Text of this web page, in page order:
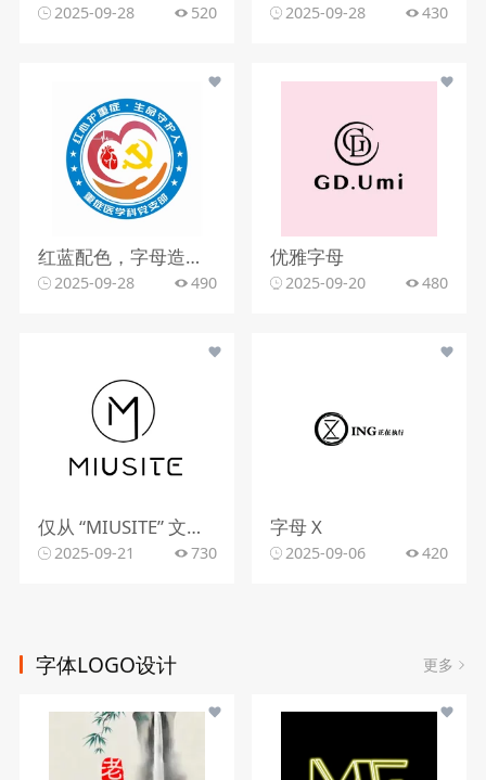
2025-09-28 520 2025-09-28 430
红蓝配色，字母造型，文字组合
2025-09-28 490
优雅字母
2025-09-20 480
仅从 “MIUSITE” 文字和字母 “M” 的图形标识，难以精准判断行业。
2025-09-21 730
字母 X
2025-09-06 420
字体LOGO设计 更多